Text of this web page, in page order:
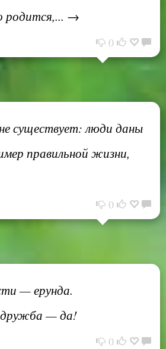
родится,... →
0
существует: люди даны
правильной жизни,
0
— ерунда.
дружба — да!
0